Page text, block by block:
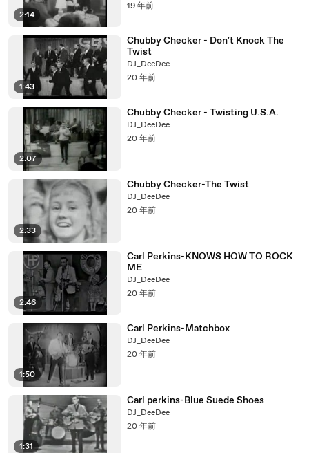
2:14
19 年前
1:43
Chubby Checker - Don't Knock The
Twist
DJ_DeeDee
20 年前
2:07
Chubby Checker - Twisting U.S.A.
DJ_DeeDee
20 年前
2:33
Chubby Checker-The Twist
DJ_DeeDee
20 年前
2:46
Carl Perkins-KNOWS HOW TO ROCK
ME
DJ_DeeDee
20 年前
1:50
Carl Perkins-Matchbox
DJ_DeeDee
20 年前
1:31
Carl perkins-Blue Suede Shoes
DJ_DeeDee
20 年前